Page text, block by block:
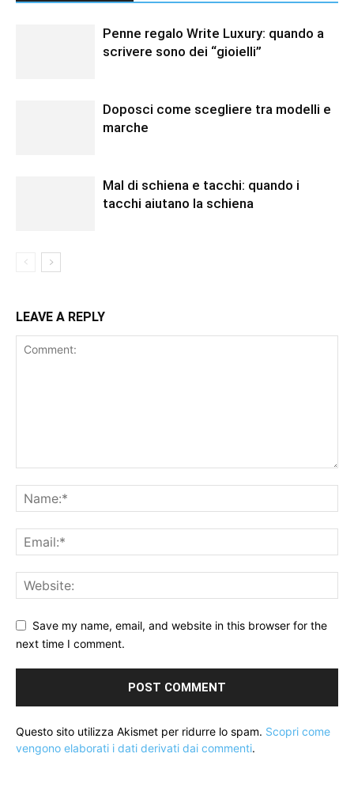
Penne regalo Write Luxury: quando a
scrivere sono dei “gioielli”
Doposci come scegliere tra modelli e
marche
Mal di schiena e tacchi: quando i
tacchi aiutano la schiena
LEAVE A REPLY
Save my name, email, and website in this browser for the
next time I comment.
Questo sito utilizza Akismet per ridurre lo spam. Scopri come
vengono elaborati i dati derivati dai commenti.